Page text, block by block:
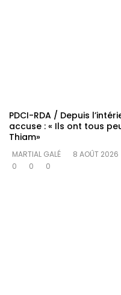
PDCI-RDA / Depuis
accuse : « Ils ont tous
Thiam»
MARTIAL GALÉ
8 AOÛT 2026
0
0 0